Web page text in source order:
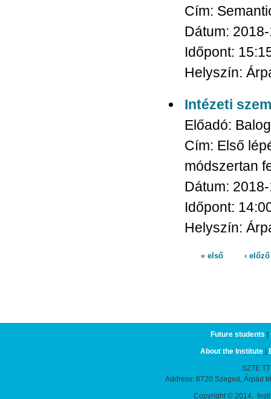
Cím:
Dátum:
Időpont:
Helyszín:
Intézeti
Előadó:
Cím: Első
módszertan
Dátum:
Időpont:
Helyszín:
« első ‹ előző
Future students |
About the Institute |
SZTE
Address: 6720 Szeged, Árpád
Copyright © 2014,